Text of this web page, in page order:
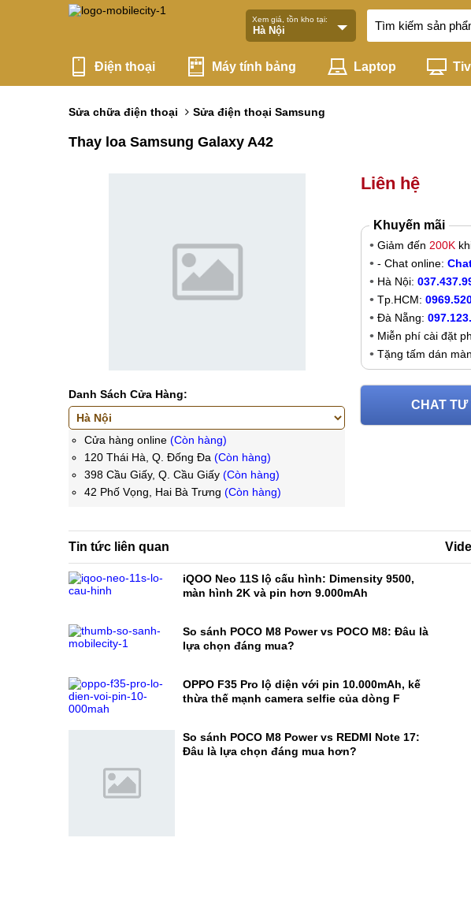
Xem giá, tồn kho tại:
Điện thoại Máy tính bảng Laptop
Sửa chữa điện thoại Sửa điện thoại Samsung
Thay loa Samsung Galaxy A42
Danh Sách Cửa Hàng:
Cửa hàng online (Còn hàng)
120 Thái Hà, Q. Đống Đa (Còn hàng)
398 Cầu Giấy, Q. Cầu Giấy (Còn hàng)
42 Phố Vọng, Hai Bà Trưng (Còn hàng)
Liên hệ
Khuyến mãi
Giảm đến 200K
- Chat online:
Hà Nội:
Tp.HCM:
Đà Nẵng:
Miễn phí cài đặt
Tặng tấm dán
CHAT TƯ
Tin tức liên quan
iQOO Neo 11S lộ cấu hình: Dimensity 9500,
màn hình 2K và pin hơn 9.000mAh
So sánh POCO M8 Power vs POCO M8: Đâu là
lựa chọn đáng mua?